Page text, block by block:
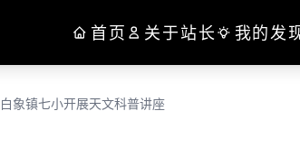
首页 关于站长 我的发
象镇七小开展天文科普讲座